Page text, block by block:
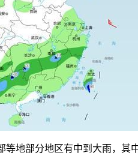
部分地区有中到大雨，其